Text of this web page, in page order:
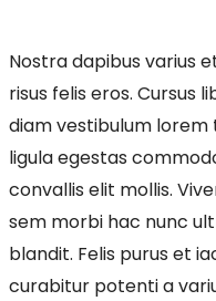
Nostra dapibus varius
risus felis eros. Cursus
diam vestibulum
ligula egestas
convallis elit mollis.
sem morbi hac nunc
blandit. Felis purus et
curabitur potenti a